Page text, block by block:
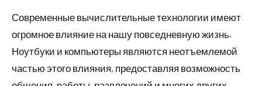
Современные вычислительные технологии имеют
огромное влияние на нашу повседневную жизнь.
Ноутбуки и компьютеры являются неотъемлемой
частью этого влияния, предоставляя возможность